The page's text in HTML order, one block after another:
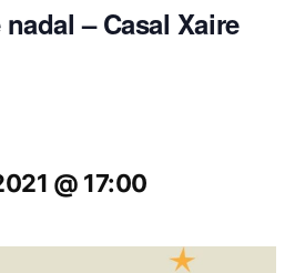
– Casal Xaire
@ 17:00